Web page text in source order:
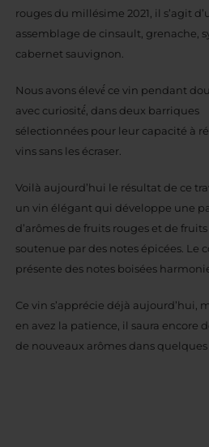
rouges du millésime 2021, il s’agit
assemblage de cinsault, grenache,
cabernet sauvignon.
Nous avons élevé́ ce vin pendant
avec curiosité́, dans deux barriques
sélectionnées pour leur capacité à
vins sans les écraser.
Voilà aujourd’hui le résultat de ce
un vin élégant qui développe une
d’arômes de fruits rouges et de fruits
soutenue par des notes épicées. Le
présente des notes boisées
Ce vin s’apprécie déjà aujourd’hui,
en avez la patience, il saura encore
de nouveaux arômes dans quelques